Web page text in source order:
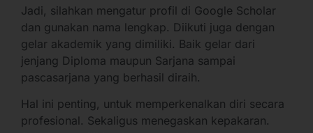
Jadi, silahkan mengatur profil di Google Scholar
dan gunakan nama lengkap. Diikuti juga dengan
gelar akademik yang dimiliki. Baik gelar dari
jenjang Diploma maupun Sarjana sampai
pascasarjana yang berhasil diraih.
Hal ini penting, untuk memperkenalkan diri secara
profesional. Sekaligus menegaskan kepakaran.